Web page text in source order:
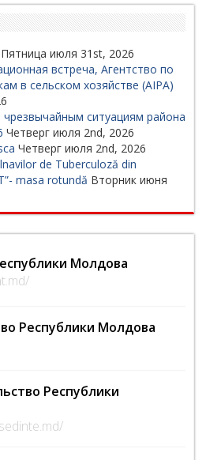
Пятница июля 31st, 2026
встреча, Агентство по
в сельском хозяйстве (AIPA)
ситуациям района
Четверг июля 2nd, 2026
Четверг июля 2nd, 2026
de Tuberculoză din
masa rotundă Вторник июня
Молдова
Республики Молдова
Республики